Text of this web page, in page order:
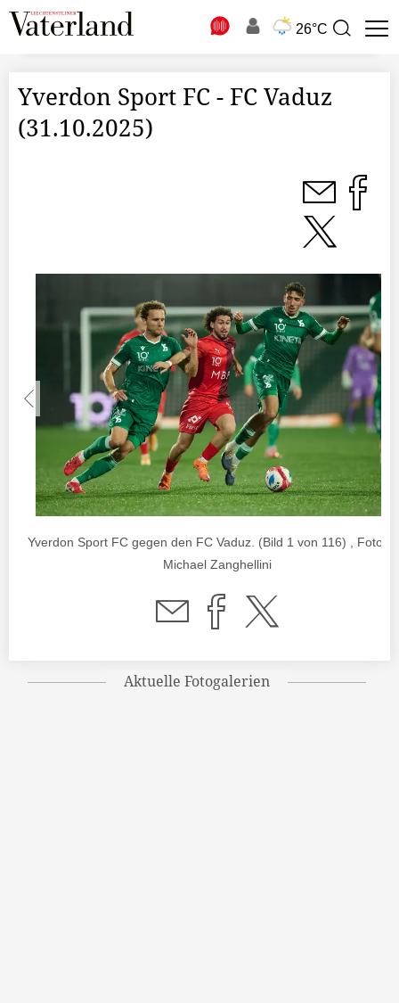
26°C
Suchbegriff
Yverdon Sport FC - FC Vaduz
(31.10.2025)
Yverdon Sport FC gegen den FC Vaduz. (Bild 1 von 116) , Foto
Michael Zanghellini
Aktuelle Fotogalerien